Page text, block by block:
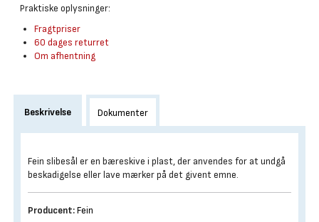
Praktiske oplysninger:
Fragtpriser
60 dages returret
Om afhentning
Beskrivelse Dokumenter
Fein slibesål er en bæreskive i plast, der anvendes for at undgå
beskadigelse eller lave mærker på det givent emne.
Producent:Fein